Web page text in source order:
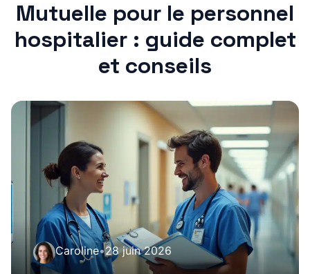
Mutuelle pour le personnel
hospitalier : guide complet
et conseils
Caroline•28 juin 2026